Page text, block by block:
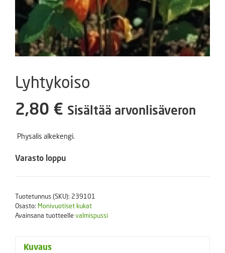
Lyhtykoiso
2,80 € Sisältää arvonlisäveron
Physalis alkekengi.
Varasto loppu
Tuotetunnus (SKU): 239101
Osasto: Monivuotiset kukat
Avainsana tuotteellevalmispussi
Kuvaus